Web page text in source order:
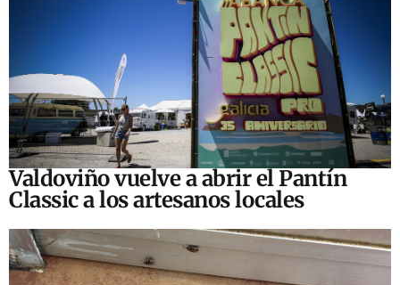
Valdoviño vuelve a abrir el Pantín
Classic a los artesanos locales